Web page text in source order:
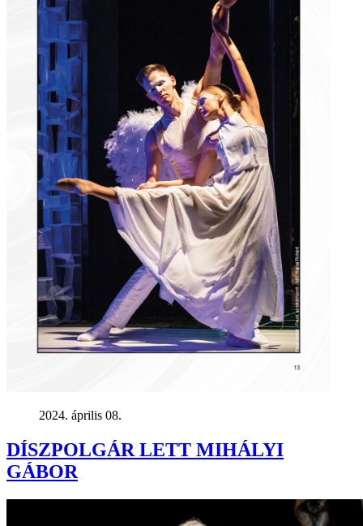
2024. április 08.
DÍSZPOLGÁR LETT MIHÁLYI
GÁBOR